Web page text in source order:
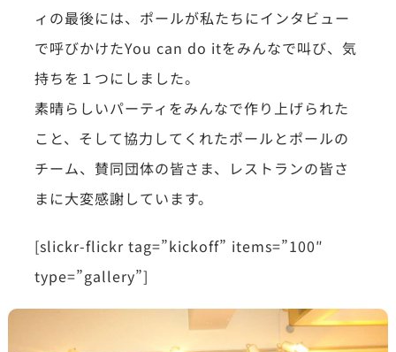
ィの最後には、ポールが私たちにインタビュー
で呼びかけたYou can do itをみんなで叫び、気
持ちを１つにしました。
素晴らしいパーティをみんなで作り上げられた
こと、そして協力してくれたポールとポールの
チーム、賛同団体の皆さま、レストランの皆さ
まに大変感謝しています。
[slickr-flickr tag=”kickoff” items=”100″
type=”gallery”]